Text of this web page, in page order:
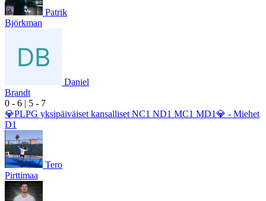
Patrik
Björkman
Daniel
Brandt
0 - 6 | 5 - 7
💎PLPG yksipäiväiset kansalliset NC1 ND1 MC1 MD1💎 - Miehet
D1
Tero
Pirttimaa